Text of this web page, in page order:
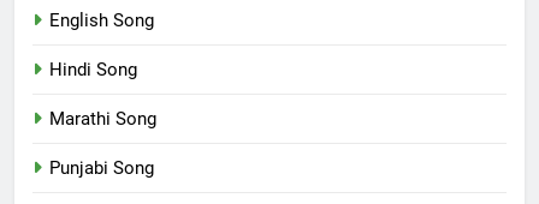
English Song
Hindi Song
Marathi Song
Punjabi Song